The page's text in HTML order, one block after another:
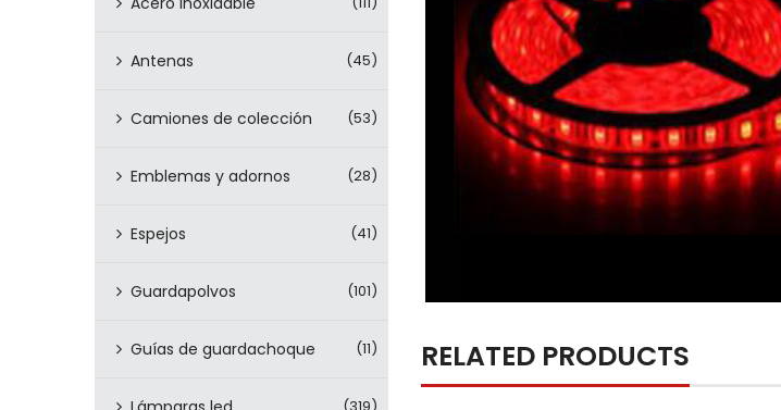
Antenas (45)
Camiones de colección (53)
Emblemas y adornos (28)
Espejos (41)
Guardapolvos (101)
Guías de guardachoque (11) RELATED PRODUCTS